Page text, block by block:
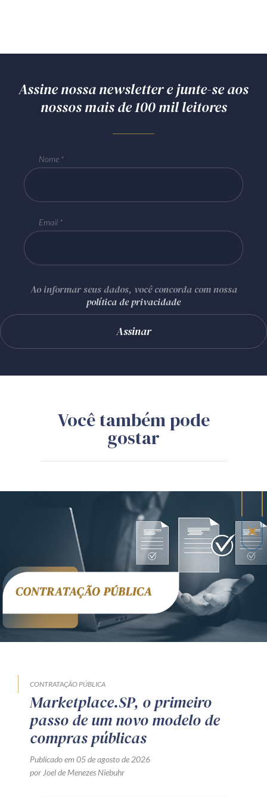
Assine nossa newsletter e junte-se aos
nossos mais de 100 mil leitores
Nome
Email
Ao informar seus dados, você concorda com nossa
política de privacidade
Você também pode
gostar
CONTRATAÇÃO PÚBLICA
Marketplace.SP, o primeiro
passo de um novo modelo de
compras públicas
Publicado em 05 de agosto de 2026
por Joel de Menezes Niebuhr